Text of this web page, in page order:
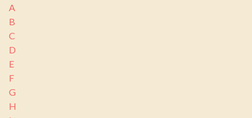
A
B
C
D
E
F
G
H